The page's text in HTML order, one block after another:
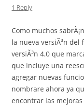
1 Reply
Como muchos
la nueva versiÃ³n del
versiÃ³n 4.0 que
que incluye una
agregar nuevas
nombrare ahora ya
encontrar las mejoras